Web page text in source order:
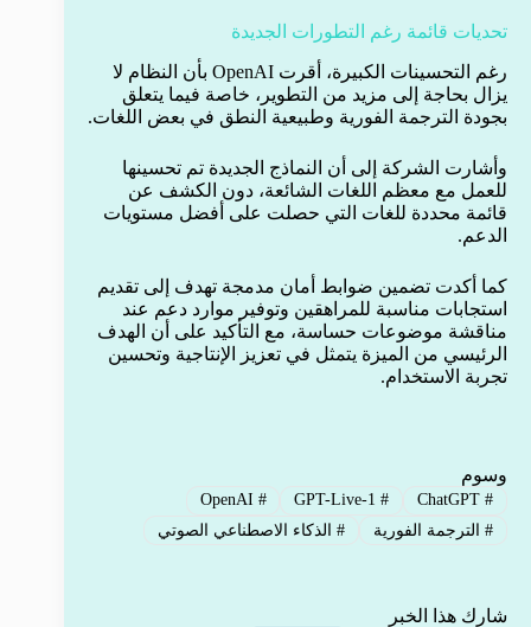
تحديات قائمة رغم التطورات الجديدة
رغم التحسينات الكبيرة، أقرت OpenAI بأن النظام لا
يزال بحاجة إلى مزيد من التطوير، خاصة فيما يتعلق
بجودة الترجمة الفورية وطبيعية النطق في بعض اللغات.
وأشارت الشركة إلى أن النماذج الجديدة تم تحسينها
للعمل مع معظم اللغات الشائعة، دون الكشف عن
قائمة محددة للغات التي حصلت على أفضل مستويات
الدعم.
كما أكدت تضمين ضوابط أمان مدمجة تهدف إلى تقديم
استجابات مناسبة للمراهقين وتوفير موارد دعم عند
مناقشة موضوعات حساسة، مع التأكيد على أن الهدف
الرئيسي من الميزة يتمثل في تعزيز الإنتاجية وتحسين
تجربة الاستخدام.
وسوم
#
ChatGPT
#
GPT-Live-1
#
#الترجمة الفورية #الذكاء الاصطناعي الصوتي
شارك هذا الخبر